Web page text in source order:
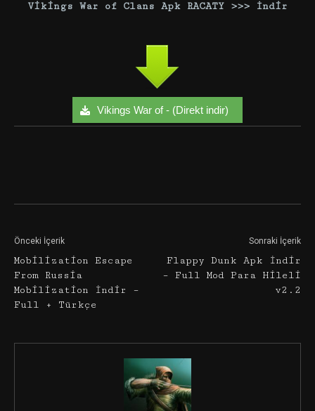
Vikings War of Clans Apk RACATY >>> İndir
Vikings War of - (Direkt indir)
Önceki İçerik
Mobilization Escape
From Russia
Mobilization İndir –
Full + Türkçe
Sonraki İçerik
Flappy Dunk Apk İndir
– Full Mod Para Hileli
v2.2